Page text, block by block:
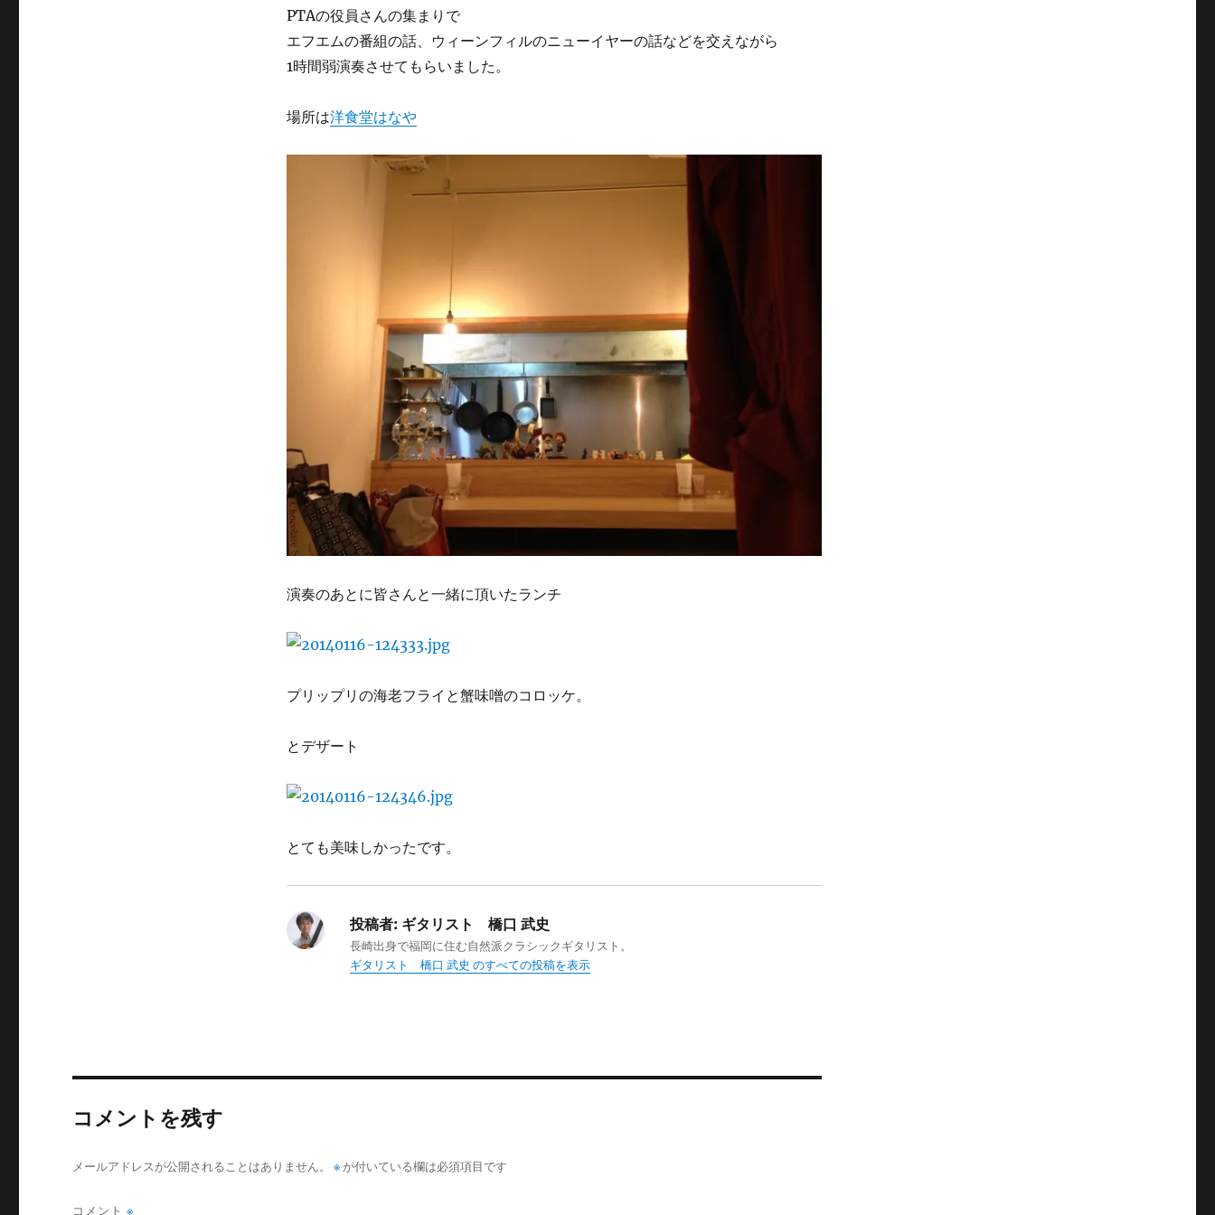
PTAの役員さんの集まりで
エフエムの番組の話、ウィーンフィルのニューイヤーの話などを交えながら
1時間弱演奏させてもらいました。
場所は洋食堂はなや
演奏のあとに皆さんと一緒に頂いたランチ
プリップリの海老フライと蟹味噌のコロッケ。
とデザート
とても美味しかったです。
投稿者:ギタリスト 橋口 武史
長崎出身で福岡に住む自然派クラシックギタリスト。
ギタリスト 橋口 武史 のすべての投稿を表示
コメントを残す
メールアドレスが公開されることはありません。 ※ が付いている欄は必須項目です
コメント※